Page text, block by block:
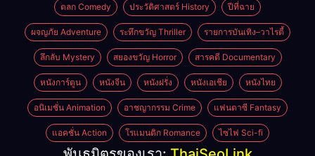
ตลก Comedy ประวัติศาสตร์ History ปีที่ฉาย
ผจญภัย Adventure ระทึกขวัญ Thriller รายการบันเทิง–วาไรตี้
ลึกลับ Mystery สยองขวัญ Horror สารคดี Documentary
หนังการ์ตูน หนังจีน หนังฝรั่ง หนังเอเชีย หนังไทย
อนิเมชั่น Animation อาชญากรรม Crime แฟนตาซี Fantasy
แอคชั่น Action โรแมนติก Romance ไซไฟ Sci-fi